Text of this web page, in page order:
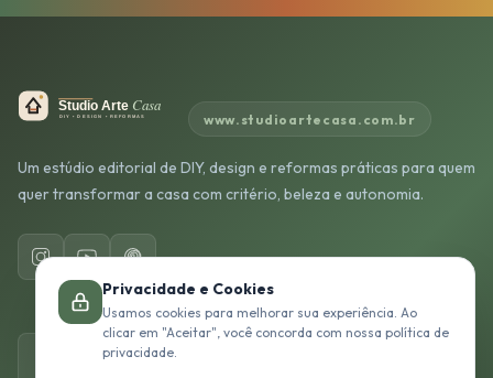
www.studioartecasa.com.br
Um estúdio editorial de DIY, design e reformas práticas para quem
quer transformar a casa com critério, beleza e autonomia.
Privacidade e Cookies
Usamos cookies para melhorar sua experiência. Ao
clicar em "Aceitar", você concorda com nossa política de
privacidade.